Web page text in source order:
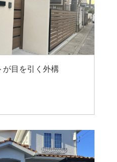
が目を引く外構